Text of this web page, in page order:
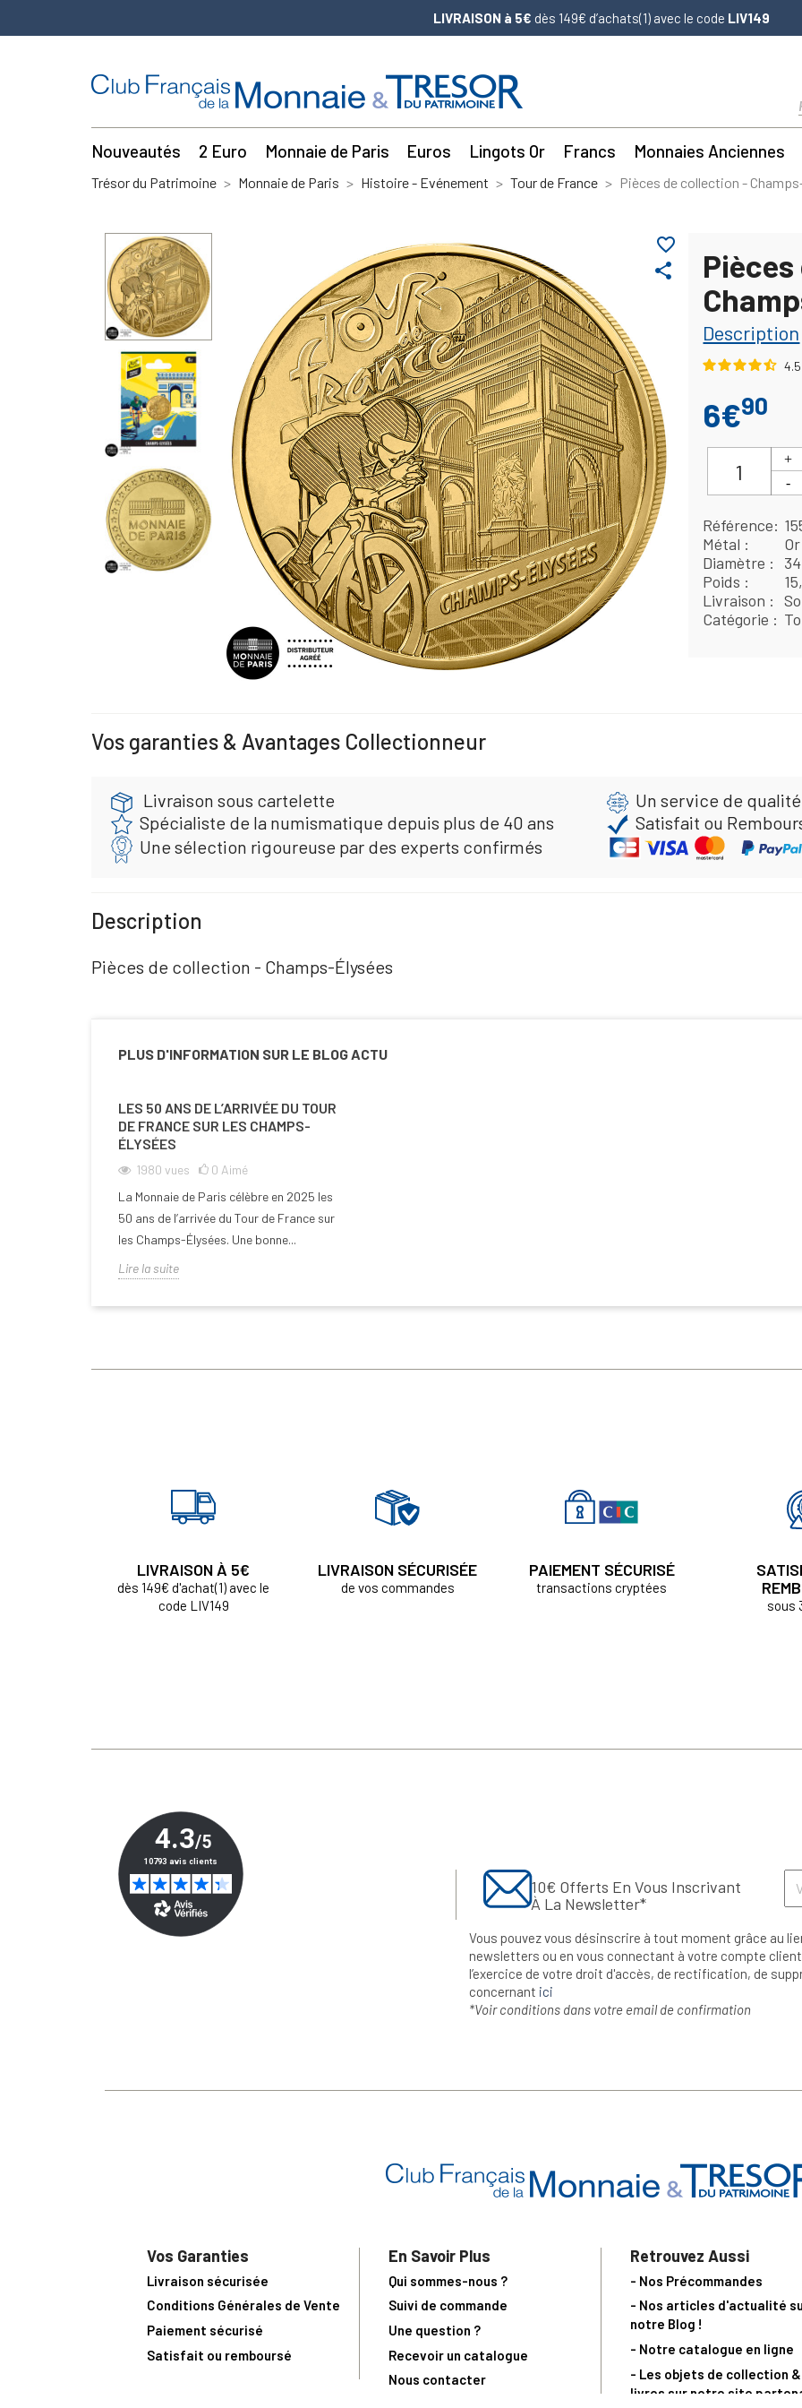
LIVRAISON à 5€ dès 149€ d’achats(1) avec le code LIV149
Nouveautés 2 Euro Monnaie de Paris Euros Lingots Or Francs Monnaies Anciennes
Trésor du Patrimoine Monnaie de Paris Histoire - Evénement Tour de France Pièces de collection -
share
favorite_border
Description
4.5
6€90
Référence
Métal
Diamètre
Poids
Livraison
Catégorie
Vos garanties & Avantages Collectionneur
Livraison sous cartelette
Un service de
Spécialiste de la numismatique depuis plus de 40 ans
Satisfait ou
Une sélection rigoureuse par des experts confirmés
Description
Pièces de collection - Champs-Élysées
PLUS D'INFORMATION SUR LE BLOG ACTU
LES 50 ANS DE L’ARRIVÉE DU TOUR
DE FRANCE SUR LES CHAMPS-
ÉLYSÉES
1980 vues 0 Aimé
La Monnaie de Paris célèbre en 2025 les
50 ans de l’arrivée du Tour de France sur
les Champs-Élysées. Une bonne...
Lire la suite
LIVRAISON À 5€
dès 149€ d'achat(1) avec le
code LIV149
LIVRAISON SÉCURISÉE
de vos commandes
PAIEMENT SÉCURISÉ
transactions cryptées
sous
10€ Offerts En Vous Inscrivant
À La Newsletter*
Vous pouvez vous désinscrire à tout moment grâce au
newsletters ou en vous connectant à votre compte
l’exercice de votre droit d'accès, de rectification, de
concernant ici
*Voir conditions dans votre email de confirmation
Vos Garanties
Livraison sécurisée
Conditions Générales de Vente
Paiement sécurisé
Satisfait ou remboursé
En Savoir Plus
Qui sommes-nous ?
Suivi de commande
Une question ?
Recevoir un catalogue
Nous contacter
Retrouvez Aussi
- Nos Précommandes
- Nos articles d'actualité
notre Blog !
- Notre catalogue en ligne
- Les objets de collection
livres sur notre site